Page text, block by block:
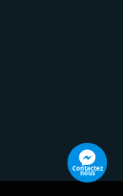
Contactez
nous